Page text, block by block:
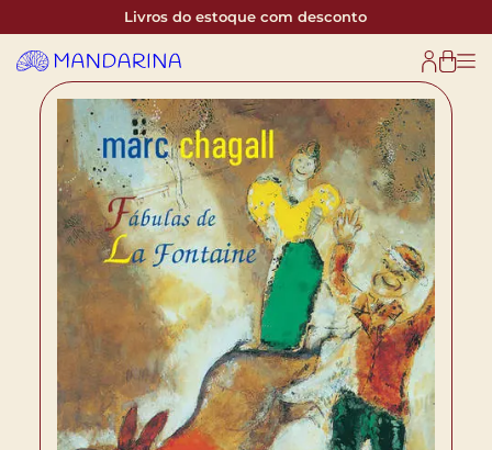
Livros do estoque com desconto